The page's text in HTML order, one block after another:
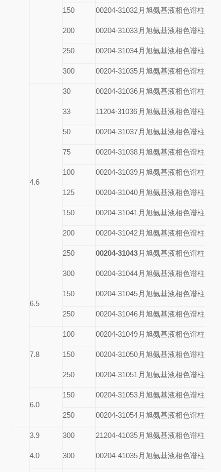
150 00204-31032 月旭氨基液相色谱柱
200 00204-31033 月旭氨基液相色谱柱
250 00204-31034 月旭氨基液相色谱柱
300 00204-31035 月旭氨基液相色谱柱
4.6
30 00204-31036 月旭氨基液相色谱柱
33 11204-31036 月旭氨基液相色谱柱
50 00204-31037 月旭氨基液相色谱柱
75 00204-31038 月旭氨基液相色谱柱
100 00204-31039 月旭氨基液相色谱柱
125 00204-31040 月旭氨基液相色谱柱
150 00204-31041 月旭氨基液相色谱柱
200 00204-31042 月旭氨基液相色谱柱
250 00204-31043 月旭氨基液相色谱柱
300 00204-31044 月旭氨基液相色谱柱
6.5
150 00204-31045 月旭氨基液相色谱柱
250 00204-31046 月旭氨基液相色谱柱
7.8
100 00204-31049 月旭氨基液相色谱柱
150 00204-31050 月旭氨基液相色谱柱
250 00204-31051 月旭氨基液相色谱柱
6.0
150 00204-31053 月旭氨基液相色谱柱
250 00204-31054 月旭氨基液相色谱柱
3.9 300 21204-41035 月旭氨基液相色谱柱
4.0 300 00204-41035 月旭氨基液相色谱柱